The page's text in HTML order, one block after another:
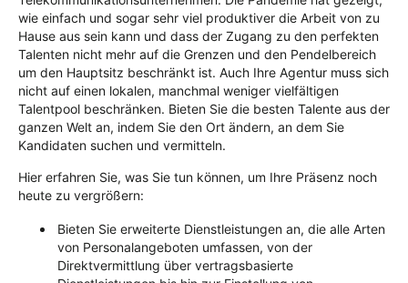
wie einfach und sogar sehr viel produktiver die Arbeit von zu
Hause aus sein kann und dass der Zugang zu den perfekten
Talenten nicht mehr auf die Grenzen und den Pendelbereich
um den Hauptsitz beschränkt ist. Auch Ihre Agentur muss sich
nicht auf einen lokalen, manchmal weniger vielfältigen
Talentpool beschränken. Bieten Sie die besten Talente aus der
ganzen Welt an, indem Sie den Ort ändern, an dem Sie
Kandidaten suchen und vermitteln.
Hier erfahren Sie, was Sie tun können, um Ihre Präsenz noch
heute zu vergrößern:
Bieten Sie erweiterte Dienstleistungen an, die alle Arten
von Personalangeboten umfassen, von der
Direktvermittlung über vertragsbasierte